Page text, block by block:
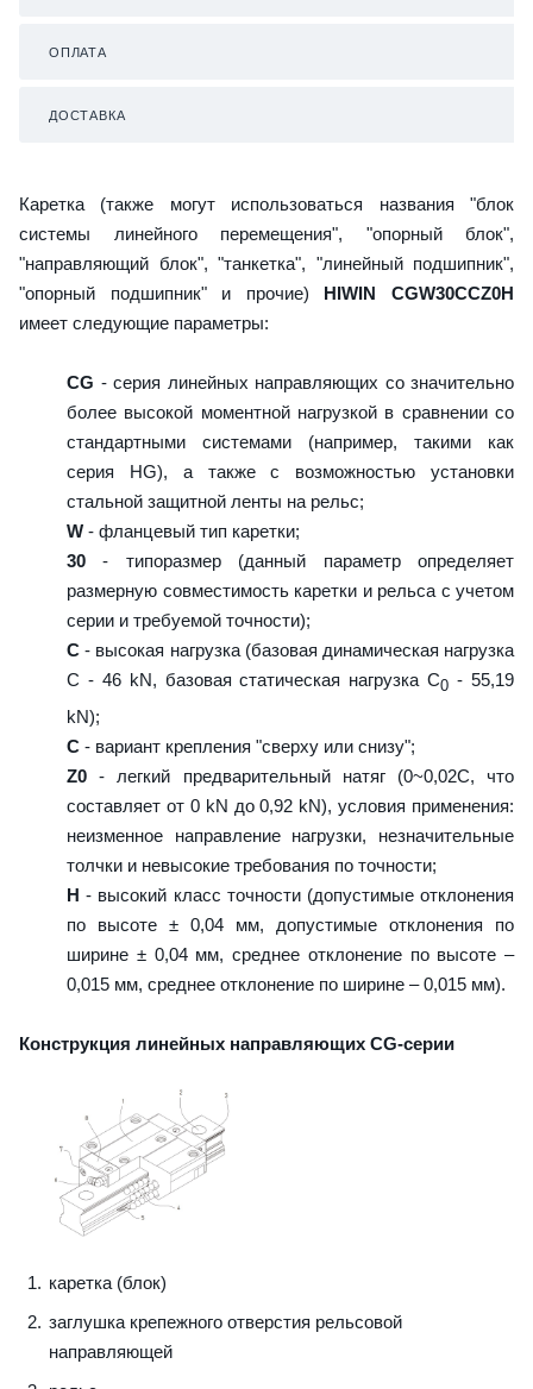
ОПЛАТА
ДОСТАВКА
Каретка (также могут использоваться названия "блок
системы линейного перемещения", "опорный блок",
"направляющий блок", "танкетка", "линейный подшипник",
"опорный подшипник" и прочие) HIWIN CGW30CCZ0H
имеет следующие параметры:
CG - серия линейных направляющих со значительно
более высокой моментной нагрузкой в сравнении со
стандартными системами (например, такими как
серия HG), а также с возможностью установки
стальной защитной ленты на рельс;
W - фланцевый тип каретки;
30 - типоразмер (данный параметр определяет
размерную совместимость каретки и рельса с учетом
серии и требуемой точности);
C - высокая нагрузка (базовая динамическая нагрузка
C - 46 kN, базовая статическая нагрузка С0 - 55,19
kN);
C - вариант крепления "сверху или снизу";
Z0 - легкий предварительный натяг (0~0,02C, что
составляет от 0 kN до 0,92 kN), условия применения:
неизменное направление нагрузки, незначительные
толчки и невысокие требования по точности;
H - высокий класс точности (допустимые отклонения
по высоте ± 0,04 мм, допустимые отклонения по
ширине ± 0,04 мм, среднее отклонение по высоте –
0,015 мм, среднее отклонение по ширине – 0,015 мм).
Конструкция линейных направляющих CG-серии
каретка (блок)
заглушка крепежного отверстия рельсовой
направляющей